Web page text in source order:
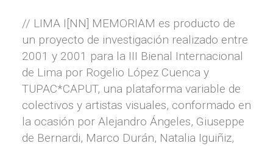
// LIMA I[NN] MEMORIAM es producto de
un proyecto de investigación realizado entre
2001 y 2001 para la III Bienal Internacional
de Lima por Rogelio López Cuenca y
TUPAC*CAPUT, una plataforma variable de
colectivos y artistas visuales, conformado en
la ocasión por Alejandro Ángeles, Giuseppe
de Bernardi, Marco Durán, Natalia Iguiñiz,